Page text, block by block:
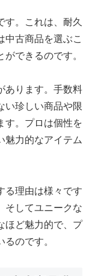
す。これは、耐久
中古商品を選ぶこ
できるのです。
あります。手数料
い珍しい商品や限
す。プロは個性を
魅力的なアイテム
る理由は様々です
そしてユニークな
ほど魅力的で、プ
のです。